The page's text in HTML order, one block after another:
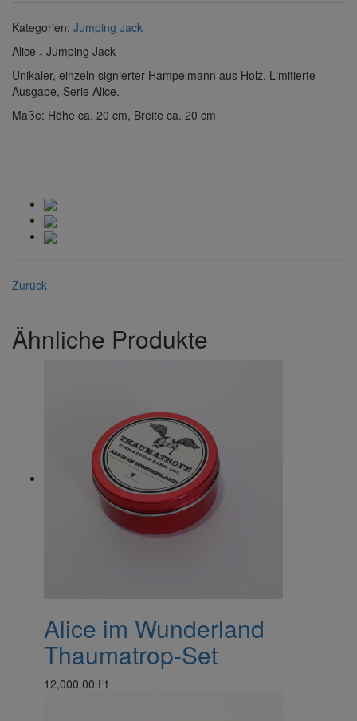
Kategorien: Jumping Jack
Alice ₋ Jumping Jack
Unikaler, einzeln signierter Hampelmann aus Holz. Limitierte
Ausgabe, Serie Alice.
Maße: Höhe ca. 20 cm, Breite ca. 20 cm
Zurück
Ähnliche Produkte
Alice im Wunderland
Thaumatrop-Set
12,000.00 Ft